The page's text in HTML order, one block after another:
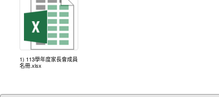
1) 113學年度家長會成員
名冊.xlsx